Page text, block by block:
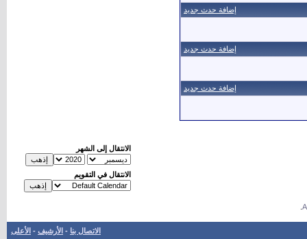
إضافة حدث جديد
إضافة حدث جديد
إضافة حدث جديد
الانتقال إلى الشهر
الانتقال في التقويم
الاتصال بنا - الأرشيف - الأعلى